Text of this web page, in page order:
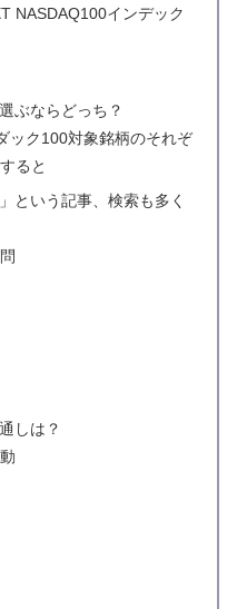
NASDAQ100インデック
ぶならどっち？
ック100対象銘柄のそれぞ
ると
という記事、検索も多く
しは？